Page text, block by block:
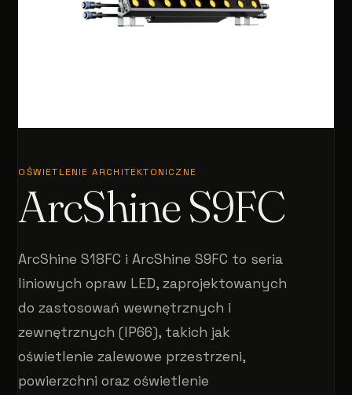
OŚWIETLENIE ARCHITEKTONICZNE
ArcShine S9FC
ArcShine S18FC i ArcShine S9FC to seria
liniowych opraw LED, zaprojektowanych
do zastosowań wewnętrznych i
zewnętrznych (IP66), takich jak
oświetlenie zalewowe przestrzeni,
powierzchni oraz oświetlenie